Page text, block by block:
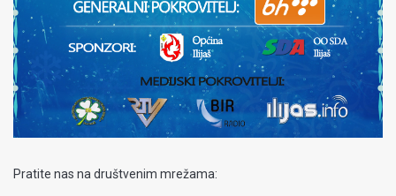
Pratite nas na društvenim mrežama: